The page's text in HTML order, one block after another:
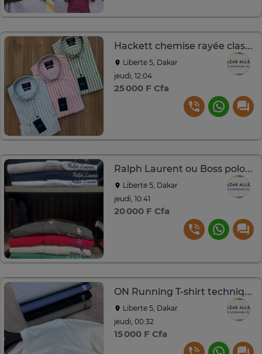
Hackett chemise rayée classique coton homme
Liberte 5, Dakar
jeudi, 12:04
25 000 F Cfa
Ralph Laurent ou Boss polo coton logo brodé multicolore
Liberte 5, Dakar
jeudi, 10:41
20 000 F Cfa
ON Running T-shirt technique respirant S à XL
Liberte 5, Dakar
jeudi, 00:32
15 000 F Cfa